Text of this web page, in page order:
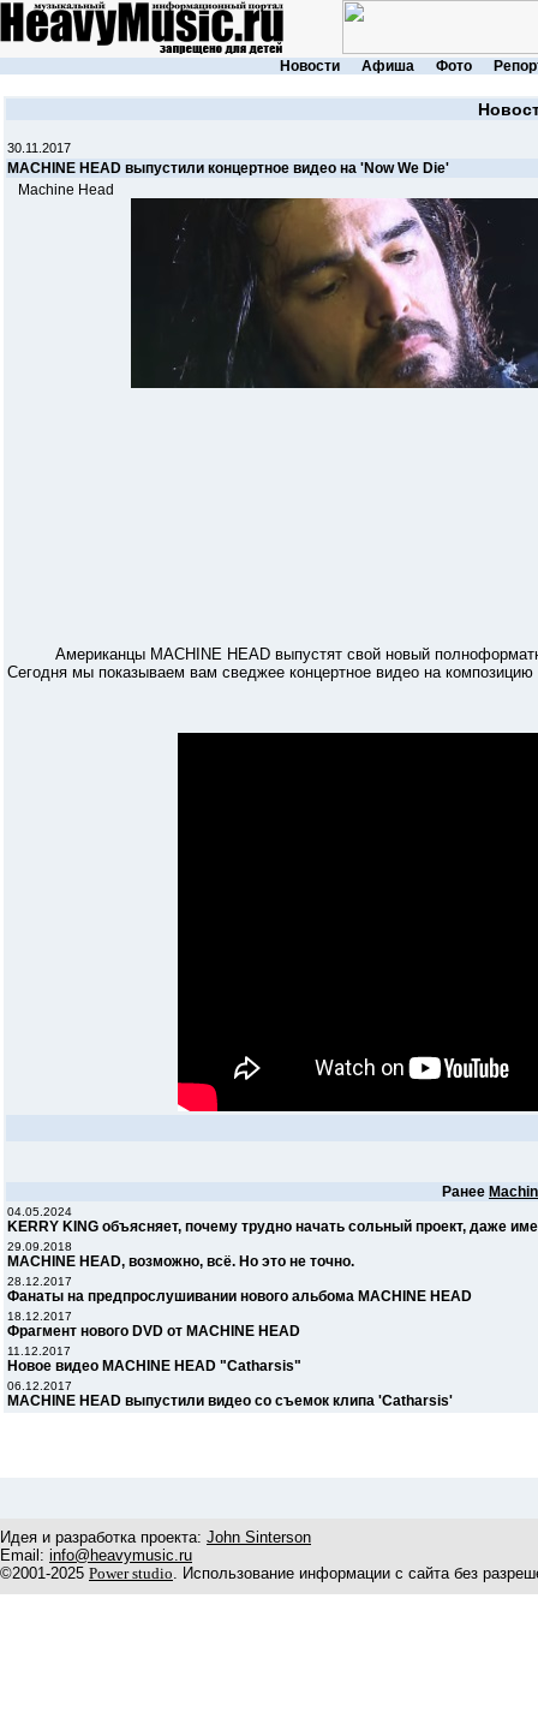
Новости Афиша Фото
30.11.2017
MACHINE HEAD выпустили концертное видео на 'Now We Die'
Machine Head
Американцы MACHINE HEAD выпустят свой новый
Сегодня мы показываем вам сведжее концертное видео на композицию
Ранее
04.05.2024
KERRY KING объясняет, почему трудно начать сольный проект, даже
29.09.2018
MACHINE HEAD, возможно, всё. Но это не точно.
28.12.2017
Фанаты на предпрослушивании нового альбома MACHINE HEAD
18.12.2017
Фрагмент нового DVD от MACHINE HEAD
11.12.2017
Новое видео MACHINE HEAD "Catharsis"
06.12.2017
MACHINE HEAD выпустили видео со съемок клипа 'Catharsis'
Идея и разработка проекта: John Sinterson
Email: info@heavymusic.ru
©2001-2025 Power studio. Использование информации с сайта без